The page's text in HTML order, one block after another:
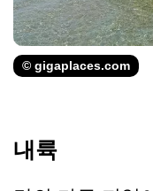
© gigaplaces.com
내륙